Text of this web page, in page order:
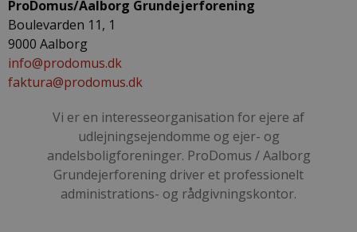
ProDomus/Aalborg Grundejerforening
Boulevarden 11, 1
9000 Aalborg
info@prodomus.dk
faktura@prodomus.dk
Vi er en interesseorganisation for ejere af
udlejningsejendomme og ejer- og
andelsboligforeninger. ProDomus / Aalborg
Grundejerforening driver et professionelt
administrations- og rådgivningskontor.